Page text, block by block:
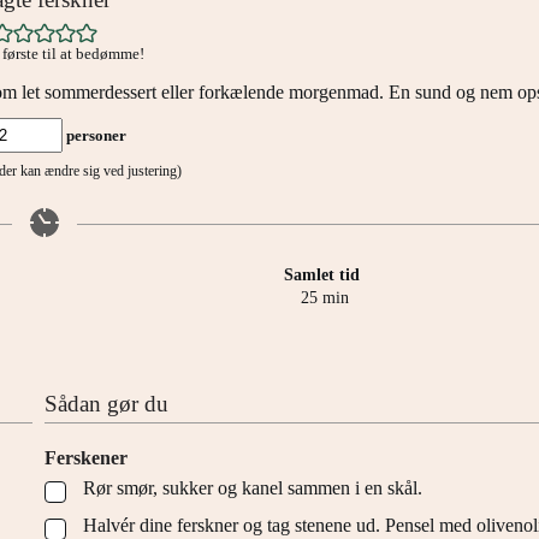
til at bedømme!
let sommerdessert eller forkælende morgenmad. En sund og nem
personer
kan ændre sig ved justering)
Samlet tid
25minutter
min
Sådan gør du
Ferskener
▢
Rør smør, sukker og kanel sammen i en skål.
▢
Halvér dine ferskner og tag stenene ud. Pensel med